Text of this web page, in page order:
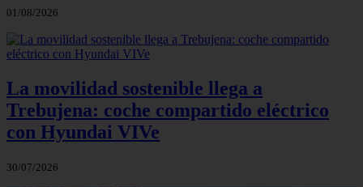
01/08/2026
La movilidad sostenible llega a
Trebujena: coche compartido eléctrico
con Hyundai VIVe
30/07/2026